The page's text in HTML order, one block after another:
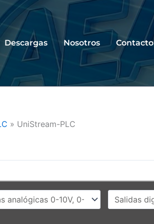
Descargas Nosotros Contacto
» UniStream-PLC